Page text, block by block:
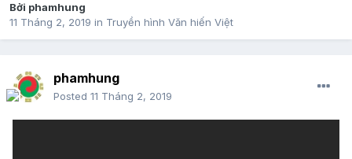
Bởi phamhung
11 Tháng 2, 2019 in Truyền hình Văn hiến Việt
phamhung
Posted 11 Tháng 2, 2019